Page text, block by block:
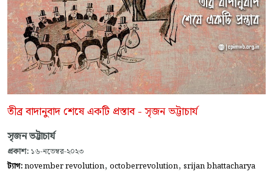
তীব্র বাদানুবাদ শেষে একটি প্রস্তাব - সৃজন ভট্টাচার্য
সৃজন ভট্টাচার্য
প্রকাশ: ১৬-নভেম্বর-২০২৩
ট্যাগ:november revolution, octoberrevolution, srijan bhattacharya